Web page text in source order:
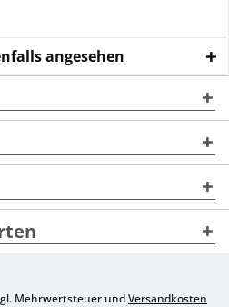
angesehen
Mehrwertsteuer undVersandkosten